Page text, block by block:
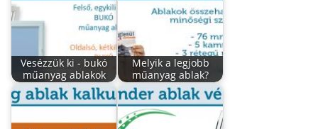
Vesézzük ki - bukó
műanyag ablakok
Melyik a legjobb
műanyag ablak?